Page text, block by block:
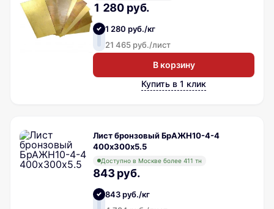
1 280 руб.
1 280 руб./кг
21 465 руб./лист
В корзину
Купить в 1 клик
Лист бронзовый БрАЖН10-4-4
400х300х5.5
Доступно в Москве более 411 тн
843 руб.
843 руб./кг